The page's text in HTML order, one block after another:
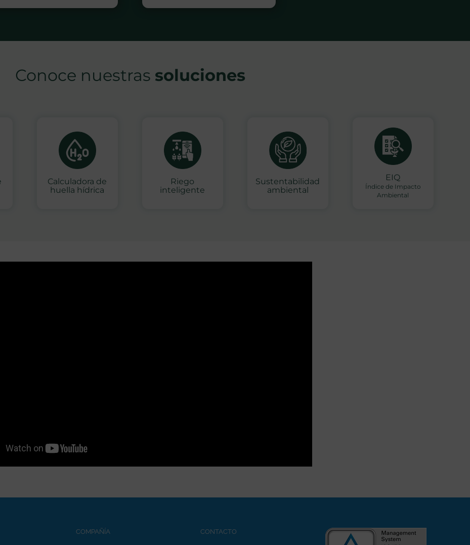
Conoce nuestras soluciones
Calculadora de
huella hídrica
Riego
inteligente
Sustentabilidad
ambiental
EIQ
Índice de Impacto
Ambiental
COMPAÑÍA CONTACTO